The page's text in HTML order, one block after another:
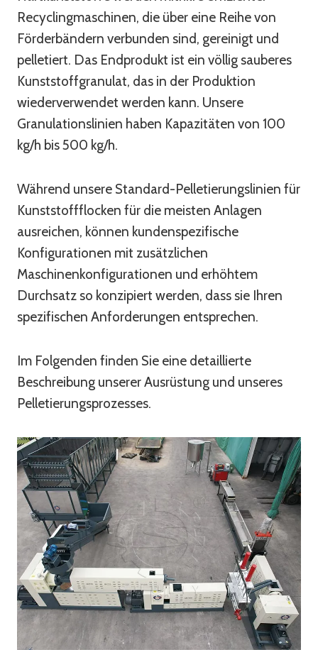
Recyclingmaschinen, die über eine Reihe von
Förderbändern verbunden sind, gereinigt und
pelletiert. Das Endprodukt ist ein völlig sauberes
Kunststoffgranulat, das in der Produktion
wiederverwendet werden kann. Unsere
Granulationslinien haben Kapazitäten von 100
kg/h bis 500 kg/h.
Während unsere Standard-Pelletierungslinien für
Kunststoffflocken für die meisten Anlagen
ausreichen, können kundenspezifische
Konfigurationen mit zusätzlichen
Maschinenkonfigurationen und erhöhtem
Durchsatz so konzipiert werden, dass sie Ihren
spezifischen Anforderungen entsprechen.
Im Folgenden finden Sie eine detaillierte
Beschreibung unserer Ausrüstung und unseres
Pelletierungsprozesses.